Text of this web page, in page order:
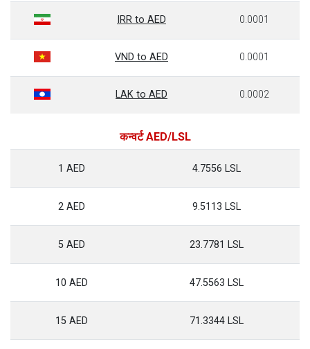
IRR to AED 0.0001
VND to AED 0.0001
LAK to AED 0.0002
कन्वर्ट AED/LSL
1 AED 4.7556 LSL
2 AED 9.5113 LSL
5 AED 23.7781 LSL
10 AED 47.5563 LSL
15 AED 71.3344 LSL